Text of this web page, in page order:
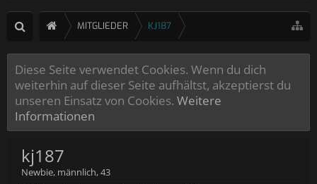
MITGLIEDER KJ187
Diese Seite verwendet Cookies. Wenn du dich
weiterhin auf dieser Seite aufhältst, akzeptierst du
unseren Einsatz von Cookies. Weitere
Informationen
kj187
Newbie, männlich, 43